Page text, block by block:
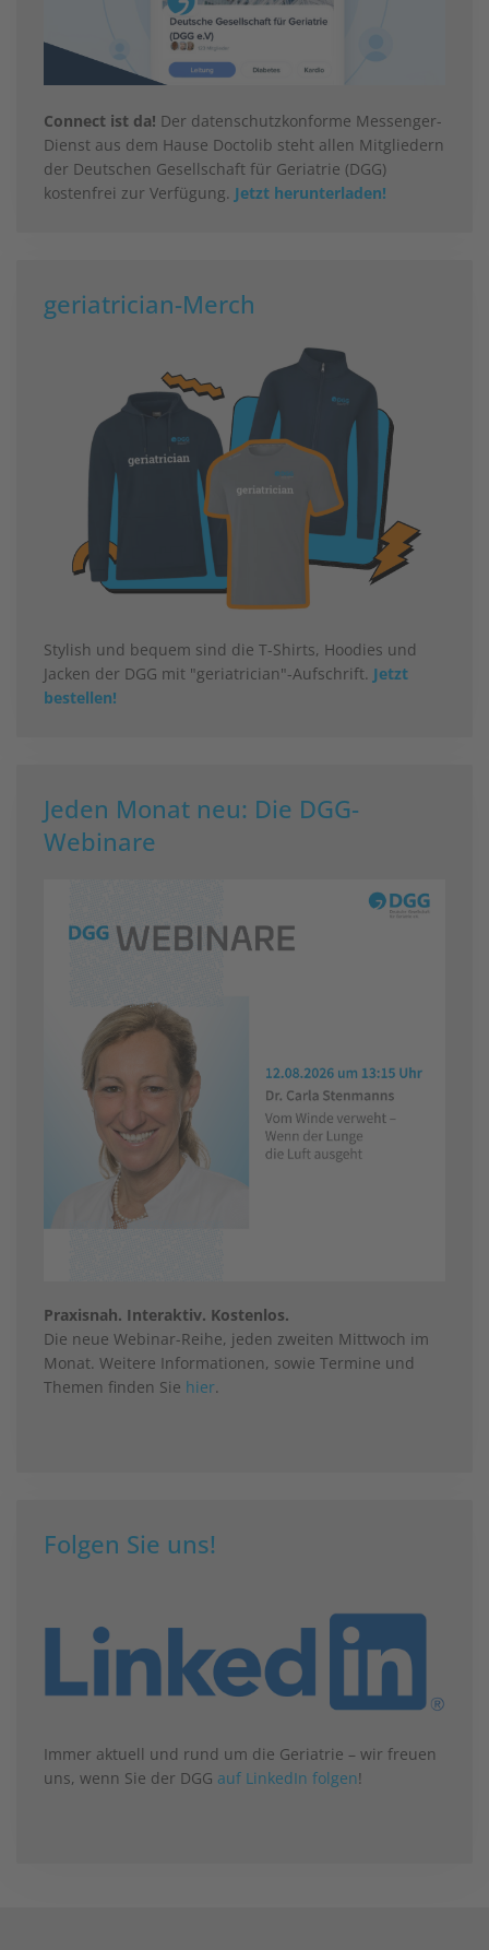
Connect ist da! Der datenschutzkonforme Messenger-
Dienst aus dem Hause Doctolib steht allen Mitgliedern
der Deutschen Gesellschaft für Geriatrie (DGG)
kostenfrei zur Verfügung. Jetzt herunterladen!
geriatrician-Merch
Stylish und bequem sind die T-Shirts, Hoodies und
Jacken der DGG mit "geriatrician"-Aufschrift. Jetzt
bestellen!
Jeden Monat neu: Die DGG-
Webinare
Praxisnah. Interaktiv. Kostenlos.
Die neue Webinar-Reihe, jeden zweiten Mittwoch im
Monat. Weitere Informationen, sowie Termine und
Themen finden Sie hier.
Folgen Sie uns!
Immer aktuell und rund um die Geriatrie – wir freuen
uns, wenn Sie der DGG auf LinkedIn folgen!